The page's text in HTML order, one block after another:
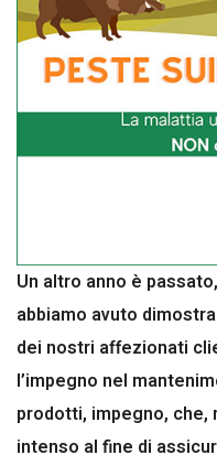
Un altro anno è
abbiamo avuto
dei nostri affezionati
l’impegno nel
prodotti, impegno, che,
intenso al fine di